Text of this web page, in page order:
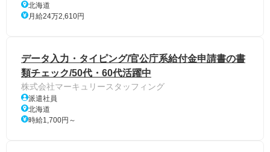
北海道
月給24万2,610円
データ入力・タイピング/官公庁系給付金申請書の書
類チェック/50代・60代活躍中
株式会社マーキュリースタッフィング
派遣社員
北海道
時給1,700円～